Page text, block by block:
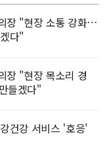
장 "현장 소통 강화…
다"
장 "현장 목소리 경
들겠다"
건강 서비스 '호응'